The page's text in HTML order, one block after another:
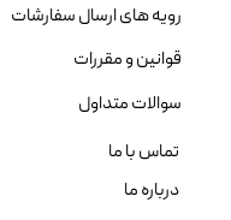
رویه های ارسال سفارشات
قوانین و مقررات
سوالات متداول
تماس با ما
درباره ما